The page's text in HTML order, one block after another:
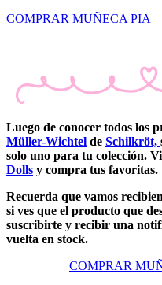
COMPRAR MUÑECA PIA
Luego de conocer todos los
Müller-Wichtel de Schilkröt,
solo uno para tu colección.
Dolls y compra tus favoritas.
Recuerda que vamos
si ves que el producto que
suscribirte y recibir una
vuelta en stock.
COMPRAR